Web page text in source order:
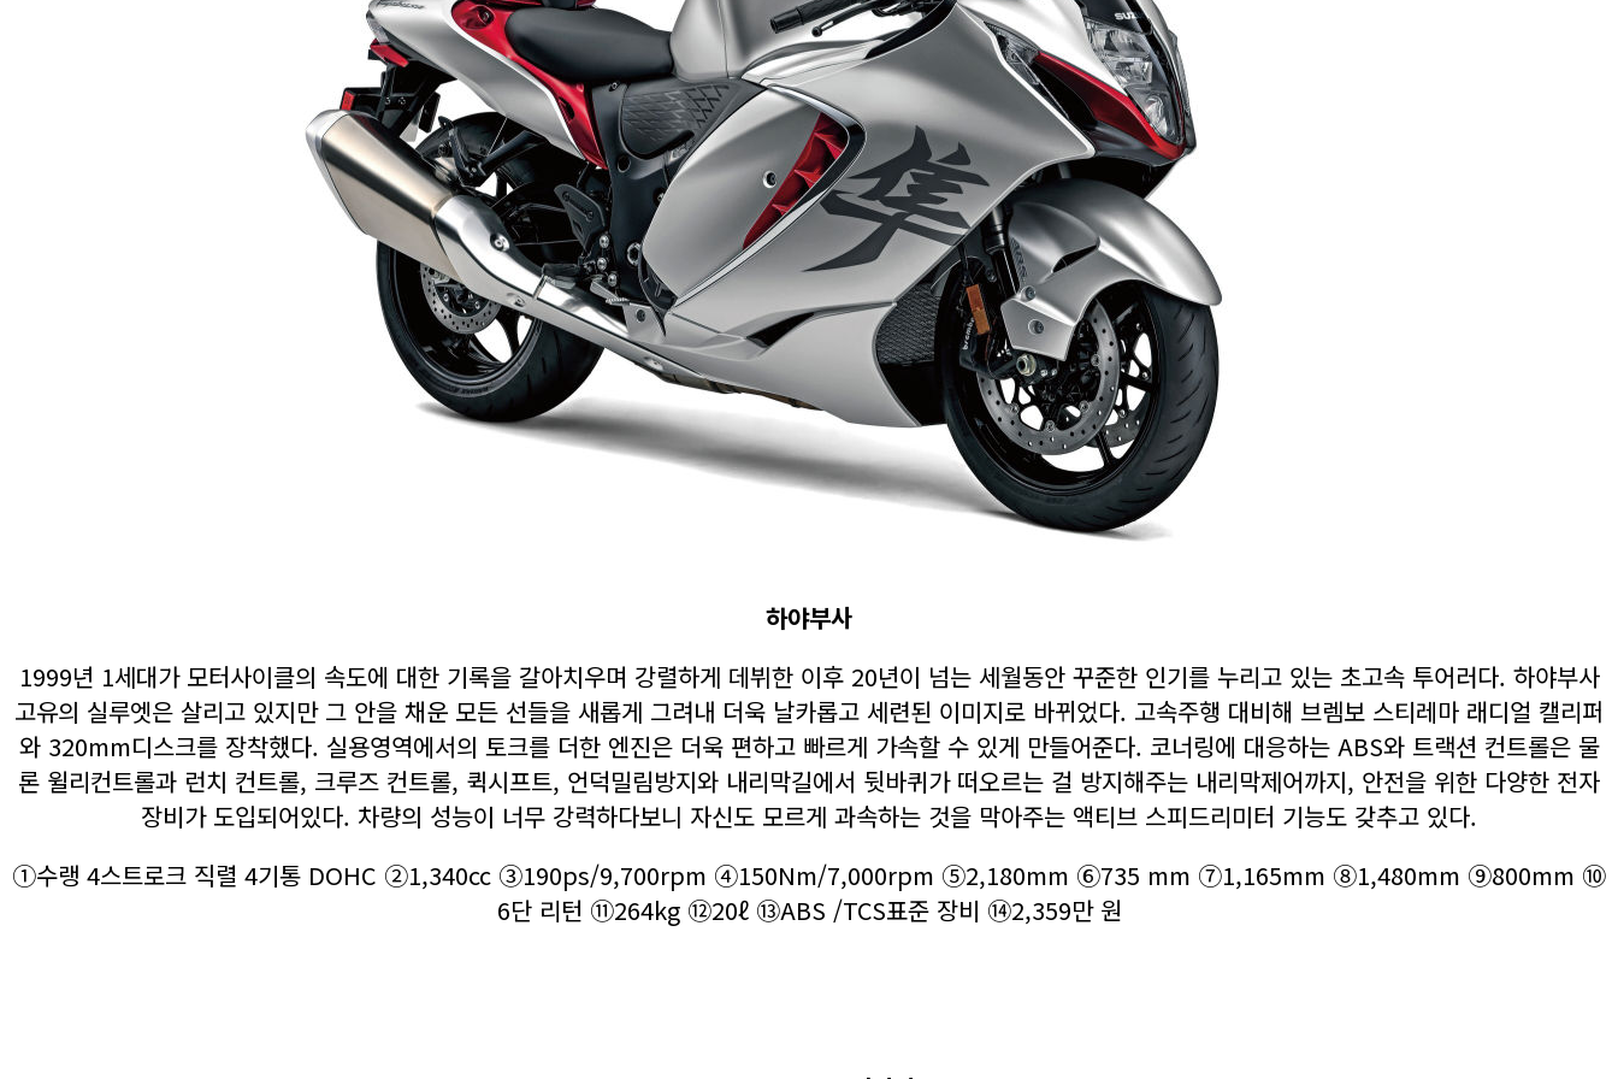
하야부사
1999년 1세대가 모터사이클의 속도에 대한 기록을 갈아치우며 강렬하게 데뷔한 이후 20년이 넘는 세월동안 꾸준한 인기를 누리고 있는 초고속 투어러다. 하야부사
고유의 실루엣은 살리고 있지만 그 안을 채운 모든 선들을 새롭게 그려내 더욱 날카롭고 세련된 이미지로 바뀌었다. 고속주행 대비해 브렘보 스티레마 래디얼 캘리퍼
와 320mm디스크를 장착했다. 실용영역에서의 토크를 더한 엔진은 더욱 편하고 빠르게 가속할 수 있게 만들어준다. 코너링에 대응하는 ABS와 트랙션 컨트롤은 물
론 윌리컨트롤과 런치 컨트롤, 크루즈 컨트롤, 퀵시프트, 언덕밀림방지와 내리막길에서 뒷바퀴가 떠오르는 걸 방지해주는 내리막제어까지, 안전을 위한 다양한 전자
장비가 도입되어있다. 차량의 성능이 너무 강력하다보니 자신도 모르게 과속하는 것을 막아주는 액티브 스피드리미터 기능도 갖추고 있다.
①수랭 4스트로크 직렬 4기통 DOHC ②1,340cc ③190ps/9,700rpm ④150Nm/7,000rpm ⑤2,180mm ⑥735 mm ⑦1,165mm ⑧1,480mm ⑨800mm ⑩
6단 리턴 ⑪264kg ⑫20ℓ ⑬ABS /TCS표준 장비 ⑭2,359만 원